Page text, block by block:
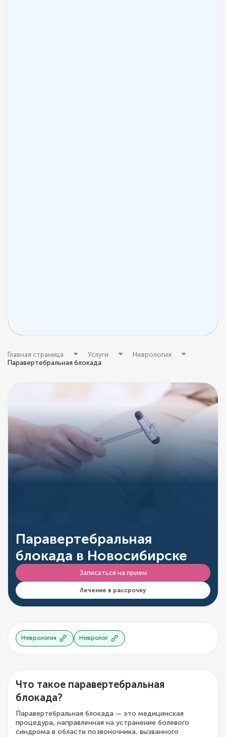
Главная страница Услуги
Неврология
Паравертебральная блокада
Паравертебральная
блокада в Новосибирске
Записаться на прием
Лечение в рассрочку
Неврология Невролог
Что такое паравертебральная
блокада?
Паравертебральная блокада — это медицинская
процедура, направленная на устранение болевого
синдрома в области позвоночника, вызванного